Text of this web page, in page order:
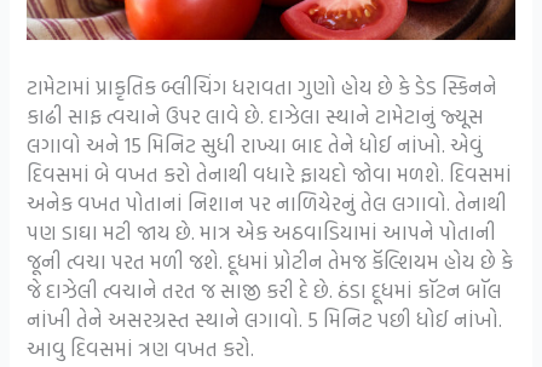
ટામેટામાં પ્રાકૃતિક બ્લીચિંગ ધરાવતા ગુણો હોય છે કે ડેડ સ્કિનને
કાઢી સાફ ત્વચાને ઉપર લાવે છે. દાઝેલા સ્થાને ટામેટાનું જ્યૂસ
લગાવો અને 15 મિનિટ સુધી રાખ્યા બાદ તેને ધોઈ નાંખો. એવું
દિવસમાં બે વખત કરો તેનાથી વધારે ફાયદો જોવા મળશે. દિવસમાં
અનેક વખત પોતાનાં નિશાન પર નાળિયેરનું તેલ લગાવો. તેનાથી
પણ ડાઘા મટી જાય છે. માત્ર એક અઠવાડિયામાં આપને પોતાની
જૂની ત્વચા પરત મળી જશે. દૂધમાં પ્રોટીન તેમજ કૅલ્શિયમ હોય છે કે
જે દાઝેલી ત્વચાને તરત જ સાજી કરી દે છે. ઠંડા દૂધમાં કૉટન બૉલ
નાંખી તેને અસરગ્રસ્ત સ્થાને લગાવો. 5 મિનિટ પછી ધોઈ નાંખો.
આવુ દિવસમાં ત્રણ વખત કરો.